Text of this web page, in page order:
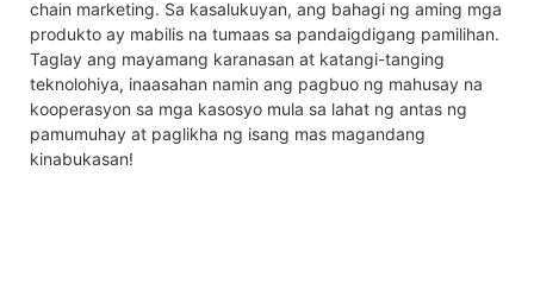
chain marketing. Sa kasalukuyan, ang bahagi ng aming mga
produkto ay mabilis na tumaas sa pandaigdigang pamilihan.
Taglay ang mayamang karanasan at katangi-tanging
teknolohiya, inaasahan namin ang pagbuo ng mahusay na
kooperasyon sa mga kasosyo mula sa lahat ng antas ng
pamumuhay at paglikha ng isang mas magandang
kinabukasan!